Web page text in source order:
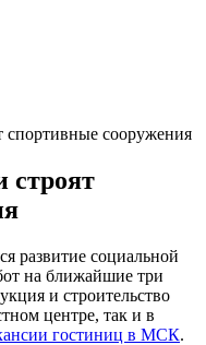
спортивные сооружения
строят
развитие социальной
на ближайшие три
и строительство
центре, так и в
гостиниц в МСК.